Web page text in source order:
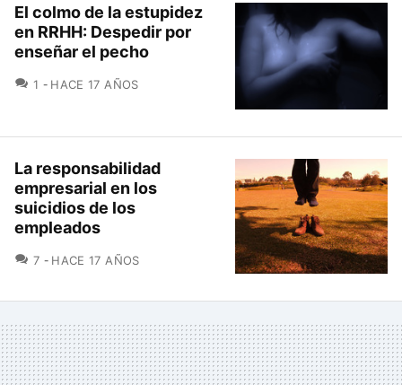
El colmo de la estupidez
en RRHH: Despedir por
enseñar el pecho
1 COMENTARIOS
HACE 17 AÑOS
La responsabilidad
empresarial en los
suicidios de los
empleados
7 COMENTARIOS
HACE 17 AÑOS